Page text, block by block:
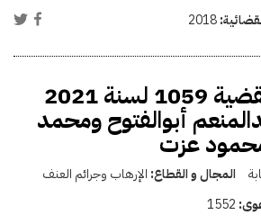
2018
قرار إحالة القضية 1059 لسنة 2021
أبوالفتوح ومحمد
عزت
المجال و القطاع: الإرهاب وجرائم العنف
1552